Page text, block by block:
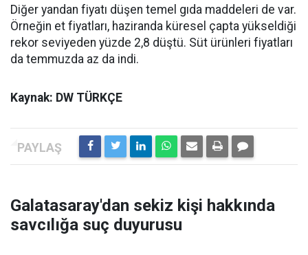
Diğer yandan fiyatı düşen temel gıda maddeleri de var.
Örneğin et fiyatları, haziranda küresel çapta yükseldiği
rekor seviyeden yüzde 2,8 düştü. Süt ürünleri fiyatları
da temmuzda az da indi.
Kaynak: DW TÜRKÇE
Galatasaray'dan sekiz kişi hakkında
savcılığa suç duyurusu